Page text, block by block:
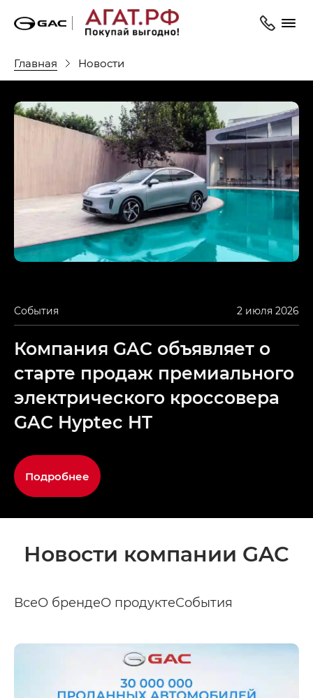
Главная Новости
События 2 июля 2026
Компания GAC объявляет о
старте продаж премиального
электрического кроссовера
GAC Hyptec HT
Подробнее
Новости компании GAC
ВсеО брендеО продуктеСобытия